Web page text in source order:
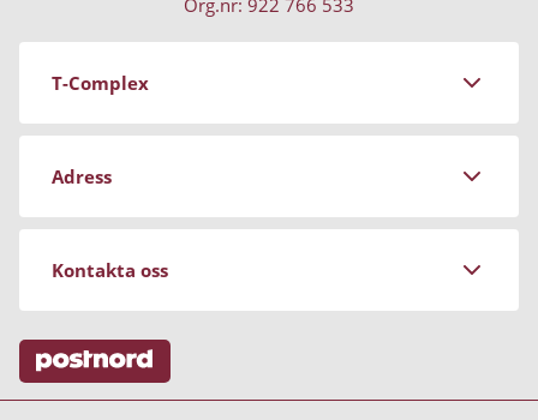
Org.nr: 922 766 533
T-Complex
Om Norwegian Lab
Vanliga frågor (FAQ)
Adress
Stockrosgatan 3
Kontakta oss
Avsluta mitt abonnemang
Telefontider: